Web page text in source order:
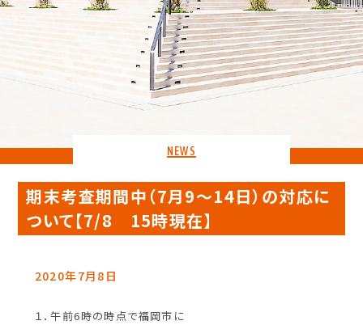
NEWS
期末考査期間中（7月9～14日）の対応に
ついて【7/8 15時現在】
2020年7月8日
１．午前6時の時点で福岡市に